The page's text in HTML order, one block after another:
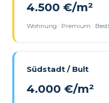
4.500 €/m²
Wohnung · Premium ·
Südstadt / Bult
4.000 €/m²